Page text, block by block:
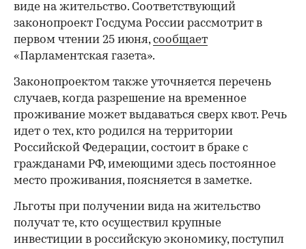
виде на жительство. Соответствующий
законопроект Госдума России рассмотрит в
первом чтении 25 июня,сообщает
«Парламентская газета».
Законопроектом также уточняется перечень
случаев, когда разрешение на временное
проживание может выдаваться сверх квот. Речь
идет о тех, кто родился на территории
Российской Федерации, состоит в браке с
гражданами РФ, имеющими здесь постоянное
место проживания, поясняется в заметке.
Льготы при получении вида на жительство
получат те, кто осуществил крупные
инвестиции в российскую экономику, поступил